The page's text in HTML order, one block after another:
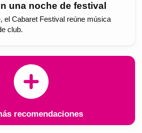
una noche de festival
el Cabaret Festival reúne música
club.
recomendaciones